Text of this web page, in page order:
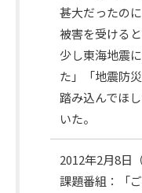
甚大だったの
被害を受ける
少し東海地震
た」「地震防
踏み込んでほ
いた。
2012年2月8日（
課題番組：「